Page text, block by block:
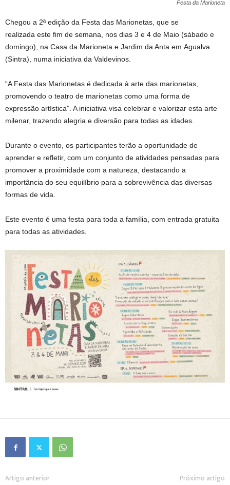
Festa da Marioneta
Chegou a 2ª edição da Festa das Marionetas, que se
realizada este fim de semana, nos dias 3 e 4 de Maio (sábado e
domingo), na Casa da Marioneta e Jardim da Anta em Agualva
(Sintra), numa iniciativa da Valdevinos.
“A Festa das Marionetas é dedicada à arte das marionetas,
promovendo o teatro de marionetas como uma forma de
expressão artística”. A iniciativa visa celebrar e valorizar esta arte
milenar, trazendo alegria e diversão para todas as idades.
Durante o evento, os participantes terão a oportunidade de
aprender e refletir, com um conjunto de atividades pensadas para
promover a proximidade com a natureza, destacando a
importância do seu equilíbrio para a sobrevivência das diversas
formas de vida.
Este evento é uma festa para toda a família, com entrada gratuita
para todas as atividades.
Artigo anterior Próximo artigo